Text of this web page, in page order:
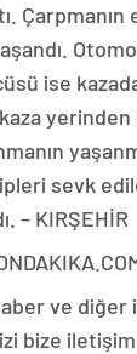
ise
yerinden
sevk
– KIRŞEHİR
ve
bize